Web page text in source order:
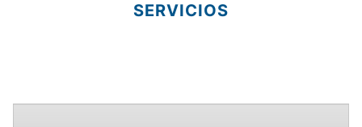
SERVICIOS